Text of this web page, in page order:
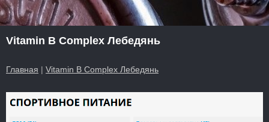
Vitamin B Complex Лебедянь
Главная | Vitamin B Complex Лебедянь